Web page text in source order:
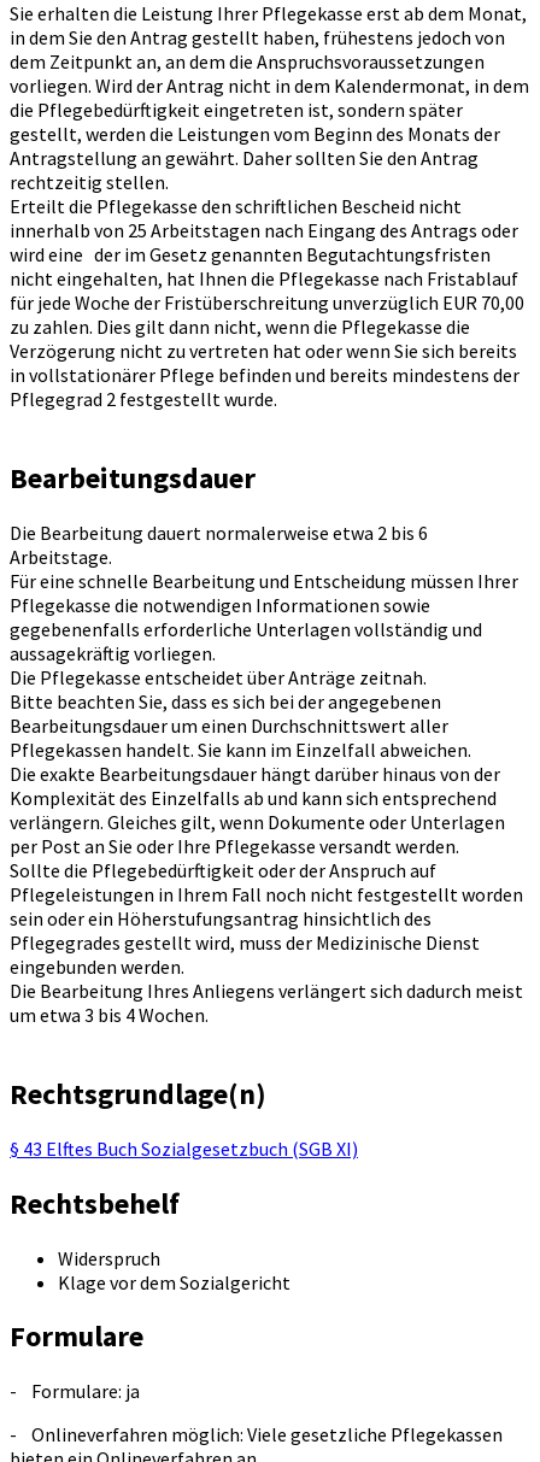
Sie erhalten die Leistung Ihrer Pflegekasse erst ab dem Monat,
in dem Sie den Antrag gestellt haben, frühestens jedoch von
dem Zeitpunkt an, an dem die Anspruchsvoraussetzungen
vorliegen. Wird der Antrag nicht in dem Kalendermonat, in dem
die Pflegebedürftigkeit eingetreten ist, sondern später
gestellt, werden die Leistungen vom Beginn des Monats der
Antragstellung an gewährt. Daher sollten Sie den Antrag
rechtzeitig stellen.
Erteilt die Pflegekasse den schriftlichen Bescheid nicht
innerhalb von 25 Arbeitstagen nach Eingang des Antrags oder
wird eine der im Gesetz genannten Begutachtungsfristen
nicht eingehalten, hat Ihnen die Pflegekasse nach Fristablauf
für jede Woche der Fristüberschreitung unverzüglich EUR 70,00
zu zahlen. Dies gilt dann nicht, wenn die Pflegekasse die
Verzögerung nicht zu vertreten hat oder wenn Sie sich bereits
in vollstationärer Pflege befinden und bereits mindestens der
Pflegegrad 2 festgestellt wurde.
Bearbeitungsdauer
Die Bearbeitung dauert normalerweise etwa 2 bis 6
Arbeitstage.
Für eine schnelle Bearbeitung und Entscheidung müssen Ihrer
Pflegekasse die notwendigen Informationen sowie
gegebenenfalls erforderliche Unterlagen vollständig und
aussagekräftig vorliegen.
Die Pflegekasse entscheidet über Anträge zeitnah.
Bitte beachten Sie, dass es sich bei der angegebenen
Bearbeitungsdauer um einen Durchschnittswert aller
Pflegekassen handelt. Sie kann im Einzelfall abweichen.
Die exakte Bearbeitungsdauer hängt darüber hinaus von der
Komplexität des Einzelfalls ab und kann sich entsprechend
verlängern. Gleiches gilt, wenn Dokumente oder Unterlagen
per Post an Sie oder Ihre Pflegekasse versandt werden.
Sollte die Pflegebedürftigkeit oder der Anspruch auf
Pflegeleistungen in Ihrem Fall noch nicht festgestellt worden
sein oder ein Höherstufungsantrag hinsichtlich des
Pflegegrades gestellt wird, muss der Medizinische Dienst
eingebunden werden.
Die Bearbeitung Ihres Anliegens verlängert sich dadurch meist
um etwa 3 bis 4 Wochen.
Rechtsgrundlage(n)
§ 43 Elftes Buch Sozialgesetzbuch (SGB XI)
Rechtsbehelf
Widerspruch
Klage vor dem Sozialgericht
Formulare
- Formulare: ja
- Onlineverfahren möglich: Viele gesetzliche Pflegekassen